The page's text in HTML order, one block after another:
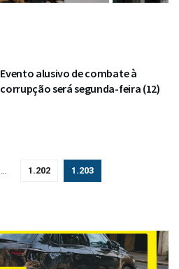
Evento alusivo de combate à
corrupção será segunda-feira (12)
… 1.202 1.203